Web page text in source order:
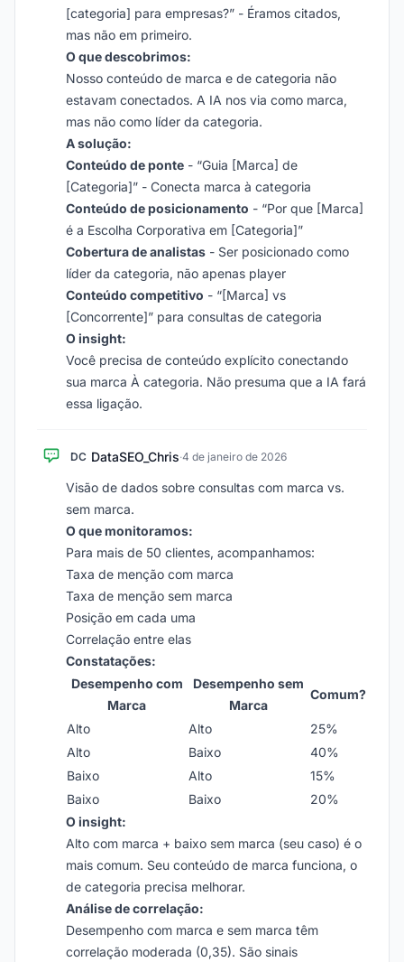
[categoria] para empresas?” - Éramos citados,
mas não em primeiro.
O que descobrimos:
Nosso conteúdo de marca e de categoria não
estavam conectados. A IA nos via como marca,
mas não como líder da categoria.
A solução:
Conteúdo de ponte - “Guia [Marca] de
[Categoria]” - Conecta marca à categoria
Conteúdo de posicionamento - “Por que [Marca]
é a Escolha Corporativa em [Categoria]”
Cobertura de analistas - Ser posicionado como
líder da categoria, não apenas player
Conteúdo competitivo - “[Marca] vs
[Concorrente]” para consultas de categoria
O insight:
Você precisa de conteúdo explícito conectando
sua marca À categoria. Não presuma que a IA fará
essa ligação.
DC DataSEO_Chris·4 de janeiro de 2026
Visão de dados sobre consultas com marca vs.
sem marca.
O que monitoramos:
Para mais de 50 clientes, acompanhamos:
Taxa de menção com marca
Taxa de menção sem marca
Posição em cada uma
Correlação entre elas
Constatações:
Desempenho com
Marca
Desempenho sem
Marca
Comum?
Alto Alto
25%
Alto
Baixo
40%
Baixo
Alto
15%
Baixo
Baixo
20%
O insight:
Alto com marca + baixo sem marca (seu caso) é o
mais comum. Seu conteúdo de marca funciona, o
de categoria precisa melhorar.
Análise de correlação:
Desempenho com marca e sem marca têm
correlação moderada (0,35). São sinais